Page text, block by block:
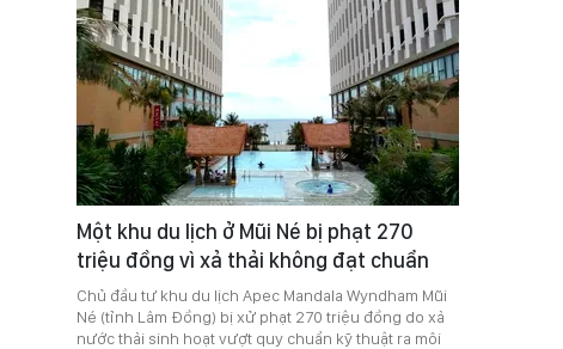
Một khu du lịch ở Mũi Né bị phạt 270
triệu đồng vì xả thải không đạt chuẩn
Chủ đầu tư khu du lịch Apec Mandala Wyndham Mũi
Né (tỉnh Lâm Đồng) bị xử phạt 270 triệu đồng do xả
nước thải sinh hoạt vượt quy chuẩn kỹ thuật ra môi